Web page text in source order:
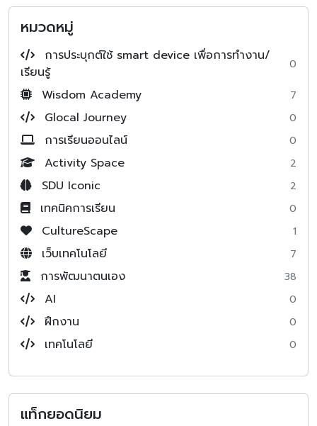
หมวดหมู่
การประบุกต์ใช้ smart device เพื่อการทำงาน/
เรียนรู้
0
Wisdom Academy 7
Glocal Journey 0
การเรียนออนไลน์ 0
Activity Space 2
SDU Iconic 2
เทคนิคการเรียน 0
CultureScape 1
เว็บเทคโนโลยี 7
การพัฒนาตนเอง 38
AI 0
ฝึกงาน 0
เทคโนโลยี 0
แท็กยอดนิยม